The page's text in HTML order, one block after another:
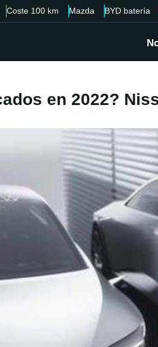
Coste 100 km Mazda BYD batería
en 2022?